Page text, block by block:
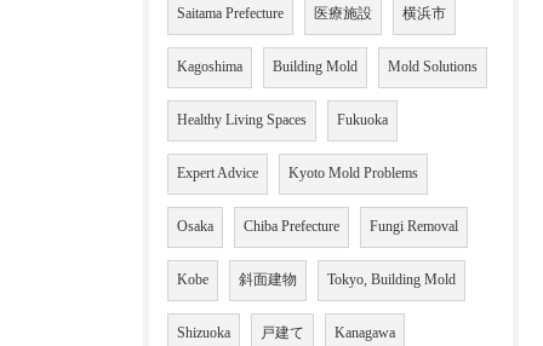
Saitama Prefecture 医療施設 横浜市
Kagoshima Building Mold Mold Solutions
Healthy Living Spaces Fukuoka
Expert Advice Kyoto Mold Problems
Osaka Chiba Prefecture Fungi Removal
Kobe 斜面建物 Tokyo, Building Mold
Shizuoka 戸建て Kanagawa